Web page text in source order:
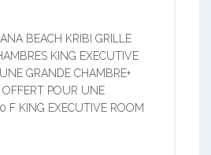
BEACH KRIBI GRILLE
KING EXECUTIVE
GRANDE CHAMBRE+
OFFERT POUR UNE
F KING EXECUTIVE ROOM